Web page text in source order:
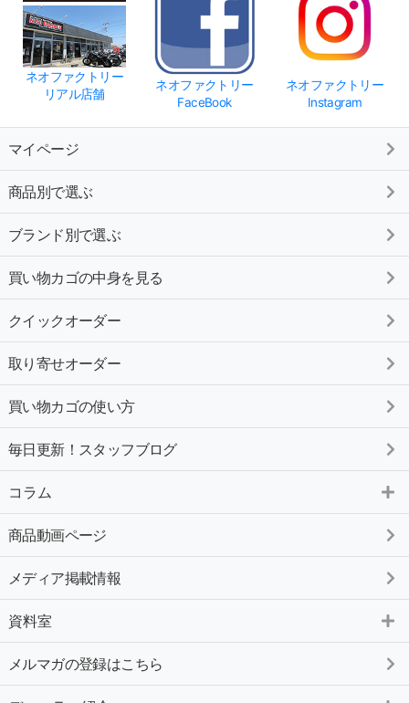
ネオファクトリー
リアル店舗
ネオファクトリー
FaceBook
ネオファクトリー
Instagram
マイページ
商品別で選ぶ
ブランド別で選ぶ
買い物カゴの中身を見る
クイックオーダー
取り寄せオーダー
買い物カゴの使い方
毎日更新！スタッフブログ
コラム
商品動画ページ
メディア掲載情報
資料室
メルマガの登録はこちら